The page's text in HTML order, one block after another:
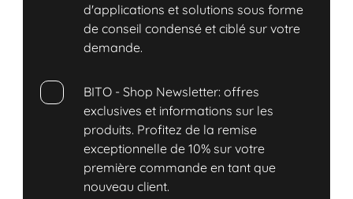
d'applications et solutions sous forme
de conseil condensé et ciblé sur votre
demande.
BITO - Shop Newsletter: offres
exclusives et informations sur les
produits. Profitez de la remise
exceptionnelle de 10% sur votre
première commande en tant que
nouveau client.